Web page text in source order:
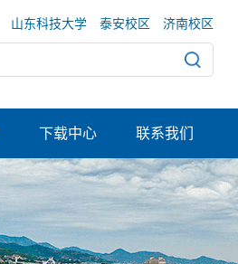
山东科技大学 泰安校区 济南校区
下载中心 联系我们